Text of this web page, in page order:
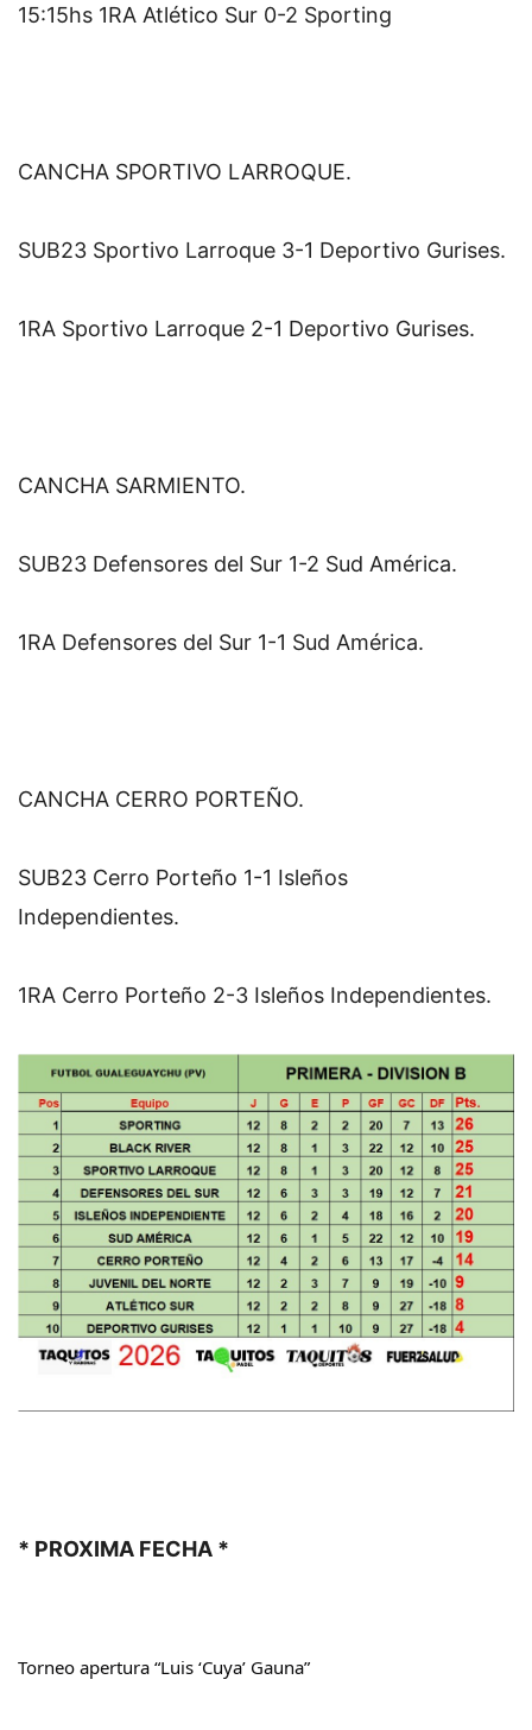
15:15hs 1RA Atlético Sur 0-2 Sporting
CANCHA SPORTIVO LARROQUE.
SUB23 Sportivo Larroque 3-1 Deportivo Gurises.
1RA Sportivo Larroque 2-1 Deportivo Gurises.
CANCHA SARMIENTO.
SUB23 Defensores del Sur 1-2 Sud América.
1RA Defensores del Sur 1-1 Sud América.
CANCHA CERRO PORTEÑO.
SUB23 Cerro Porteño 1-1 Isleños
Independientes.
1RA Cerro Porteño 2-3 Isleños Independientes.
* PROXIMA FECHA *
Torneo apertura “Luis ‘Cuya’ Gauna”